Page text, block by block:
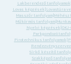
Lakberendező tanfolyamok
Lovas képzések Lovastúra
Masszőr tanfolyam| Méhész
Műkörmös tanfolyam
Nyelvi képzések
Parkgondozó
Pirotechnikus tanfolyamok
Sírkő készítő
Szakképző